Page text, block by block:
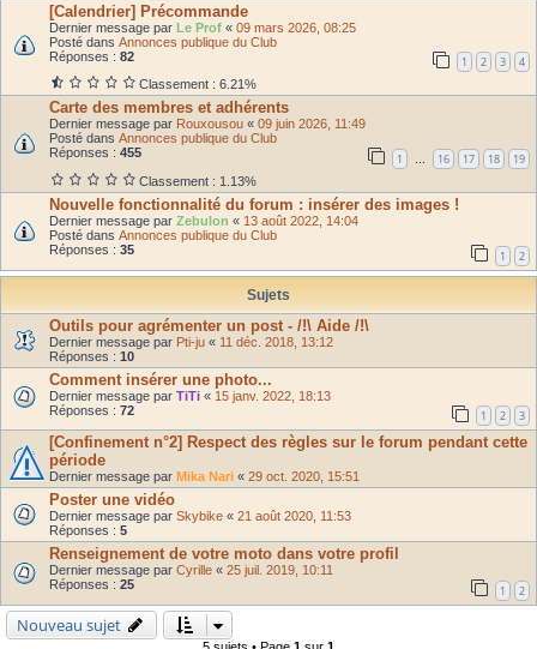
[Calendrier] Précommande
Dernier message par Le Prof « 09 mars 2026, 08:25
Posté dans Annonces publique du Club
Réponses : 82 1 2 3 4
Classement : 6.21%
Carte des membres et adhérents
Dernier message par Rouxousou « 09 juin 2026, 11:49
Posté dans Annonces publique du Club
Réponses : 455 1 … 16 17 18 19
Classement : 1.13%
Nouvelle fonctionnalité du forum : insérer des images !
Dernier message par Zebulon « 13 août 2022, 14:04
Posté dans Annonces publique du Club
Réponses : 35 1 2
Sujets
Outils pour agrémenter un post - /!\ Aide /!\
Dernier message par Pti-ju « 11 déc. 2018, 13:12
Réponses : 10
Comment insérer une photo...
Dernier message par TiTi « 15 janv. 2022, 18:13
Réponses : 72 1 2 3
[Confinement n°2] Respect des règles sur le forum pendant cette
période
Dernier message par Mika Nari « 29 oct. 2020, 15:51
Poster une vidéo
Dernier message par Skybike « 21 août 2020, 11:53
Réponses : 5
Renseignement de votre moto dans votre profil
Dernier message par Cyrille « 25 juil. 2019, 10:11
Réponses : 25 1 2
Nouveau sujet